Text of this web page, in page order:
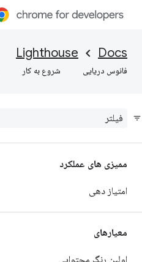
Docs
Lighthouse
فانوس دریایی شروع به کار
ممیزی های عملکرد
امتیاز دهی
معیارهای
اولین رنگ محتوایی